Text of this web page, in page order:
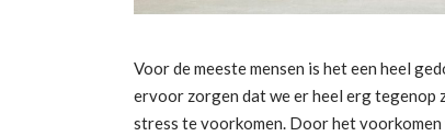
Voor de meeste mensen is het een heel
ervoor zorgen dat we er heel erg tegenop
stress te voorkomen. Door het voorkomen